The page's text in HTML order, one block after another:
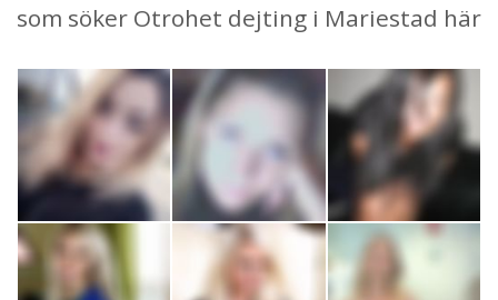
som söker Otrohet dejting i Mariestad här